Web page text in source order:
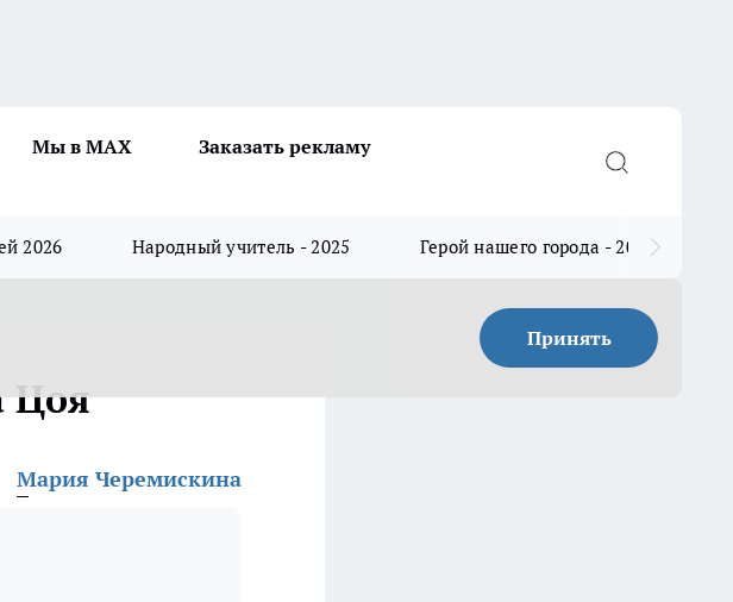
Мы в MAX
Заказать рекламу
2026 Народный учитель - 2025 Герой нашего города - 2025
Принять
Цоя
Мария Черемискина